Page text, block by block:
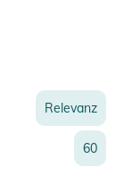
Relevanz
Relevanz
Neueste
60